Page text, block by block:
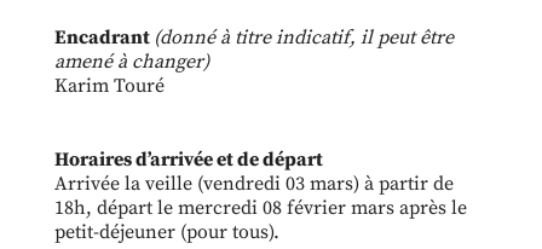
Encadrant (donné à titre indicatif, il peut être
amené à changer)
Karim Touré
Horaires d’arrivée et de départ
Arrivée la veille (vendredi 03 mars) à partir de
18h, départ le mercredi 08 février mars après le
petit-déjeuner (pour tous).